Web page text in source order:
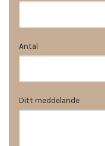
Antal
Ditt meddelande